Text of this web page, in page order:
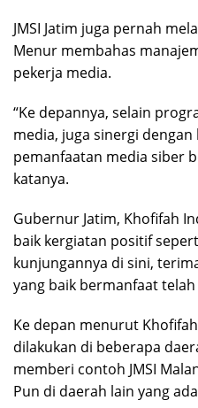
JMSI Jatim juga pernah
Menur membahas
pekerja media.
“Ke depannya, selain
media, juga sinergi
pemanfaatan media siber
katanya.
Gubernur Jatim, Khofifah
baik kergiatan positif
kunjungannya di sini,
yang baik bermanfaat telah
Ke depan menurut
dilakukan di beberapa
memberi contoh JMSI
Pun di daerah lain yang ada